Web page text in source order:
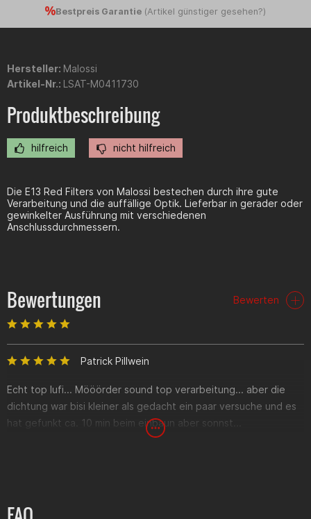
Bestpreis Garantie (Artikel günstiger gesehen?)
Hersteller: Malossi
Artikel-Nr.: LSAT-M0411730
Produktbeschreibung
hilfreich nicht hilfreich
Die E13 Red Filters von Malossi bestechen durch ihre gute
Verarbeitung und die auffällige Optik. Lieferbar in gerader oder
gewinkelter Ausführung mit verschiedenen
Anschlussdurchmessern.
Bewertungen Bewerten
Patrick Pillwein
Echt top lufi... Mööörder sound top verarbeitung... aber die
dichtung war bisi kleiner als gedacht ein paar versuche und es
hat gefunkt ca. 10 min beim einbaun aber sonnst...